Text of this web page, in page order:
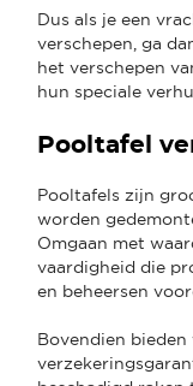
Dus als je een
verschepen, ga
het verschepen
hun speciale
Pooltafel
Pooltafels zijn
worden
Omgaan met
vaardigheid die
en beheersen
Bovendien